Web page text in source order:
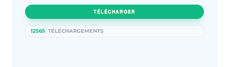
TÉLÉCHARGER
12565 TÉLÉCHARGEMENTS